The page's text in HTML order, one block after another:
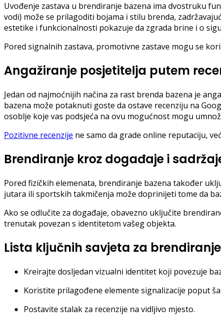
Uvođenje zastava u brendiranje bazena ima dvostruku
vodi) može se prilagoditi bojama i stilu brenda,
estetike i funkcionalnosti pokazuje da zgrada brine i o
Pored signalnih zastava, promotivne zastave mogu se
Angažiranje posjetitelja putem
Jedan od najmoćnijih načina za rast brenda bazena je
bazena može potaknuti goste da ostave recenziju na
osoblje koje vas podsjeća na ovu mogućnost mogu
Pozitivne recenzije ne samo da grade online reputaciju,
Brendiranje kroz događaje i
Pored fizičkih elemenata, brendiranje bazena također
jutara ili sportskih takmičenja može doprinijeti tome da
Ako se odlučite za događaje, obavezno uključite
trenutak povezan s identitetom vašeg objekta.
Lista ključnih savjeta za
Kreirajte dosljedan vizualni identitet koji povezuje
Koristite prilagođene elemente signalizacije poput
Postavite stalak za recenzije na vidljivo mjesto.